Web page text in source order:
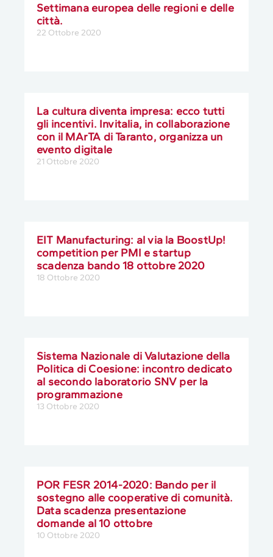
Settimana europea delle regioni e delle
città.
22 Ottobre 2020
La cultura diventa impresa: ecco tutti
gli incentivi. Invitalia, in collaborazione
con il MArTA di Taranto, organizza un
evento digitale
21 Ottobre 2020
EIT Manufacturing: al via la BoostUp!
competition per PMI e startup
scadenza bando 18 ottobre 2020
18 Ottobre 2020
Sistema Nazionale di Valutazione della
Politica di Coesione: incontro dedicato
al secondo laboratorio SNV per la
programmazione
13 Ottobre 2020
POR FESR 2014-2020: Bando per il
sostegno alle cooperative di comunità.
Data scadenza presentazione
domande al 10 ottobre
10 Ottobre 2020